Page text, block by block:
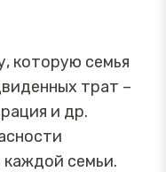
которую семья
трат –
и др.
семьи.